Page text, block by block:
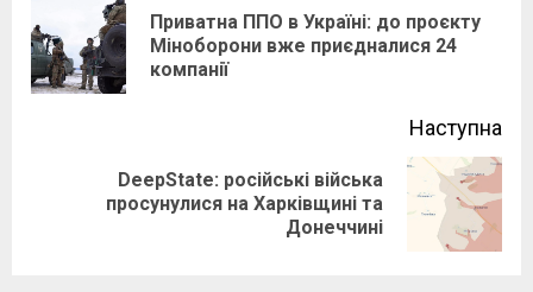
ReadingПриватна ППО в Україні: до проєкту
Міноборони вже приєдналися 24
компанії
Наступна
DeepState: російські війська
просунулися на Харківщині та
Донеччині